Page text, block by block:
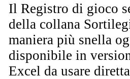
Il Registro di gioco
della collana
maniera più snella
disponibile in
Excel da usare